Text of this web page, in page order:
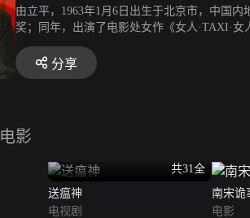
由立平，1963年1月6日出生于北京市，中国
奖；同年，出演了电影处女作《女人·TAXI·
月8日，出演的古装剧《水浒传》首播。2000
006年3月，出演的抗战剧《刀锋1937》播出
上映。2011年1月4日，出演的古装言情穿越
分享
电影
共31全
送瘟神
电视剧
南宋诡
电影